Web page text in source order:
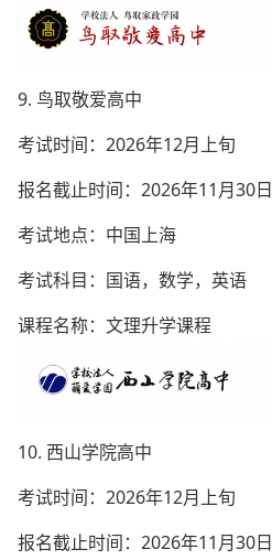
9. 鸟取敬爱高中
考试时间：2026年12月上旬
报名截止时间：2026年11月30日
考试地点：中国上海
考试科目：国语，数学，英语
课程名称：文理升学课程
10. 西山学院高中
考试时间：2026年12月上旬
报名截止时间：2026年11月30日